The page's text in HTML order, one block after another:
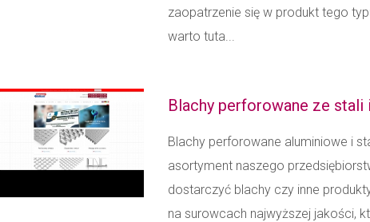
zaopatrzenie się w produkt tego
warto tuta...
Blachy perforowane ze stali
Blachy perforowane aluminiowe i
asortyment naszego
dostarczyć blachy czy inne
na surowcach najwyższej jakości,